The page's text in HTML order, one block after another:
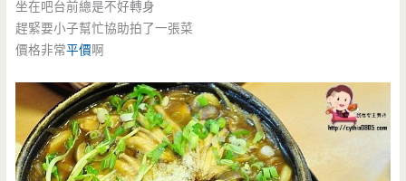
坐在吧台前總是不好轉身
趕緊要小子幫忙協助拍了一張菜
價格非常平價啊